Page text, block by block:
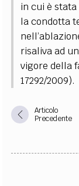
in cui è
la condotta
risaliva ad
vigore della
17292/2009).
Articolo
Precedente